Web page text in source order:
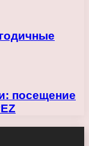
посещение